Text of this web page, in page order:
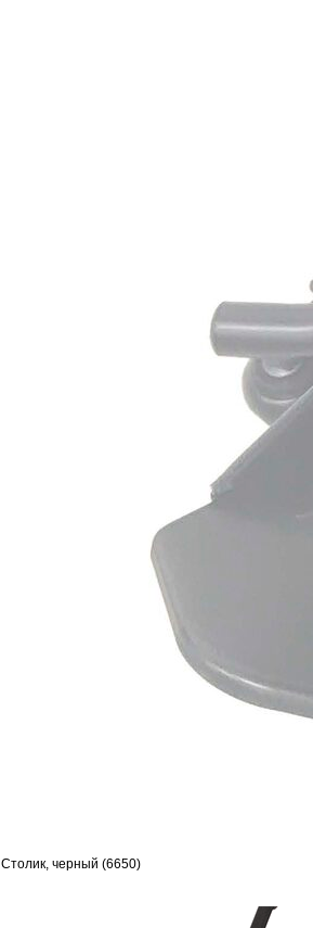
Столик, черный (6650)